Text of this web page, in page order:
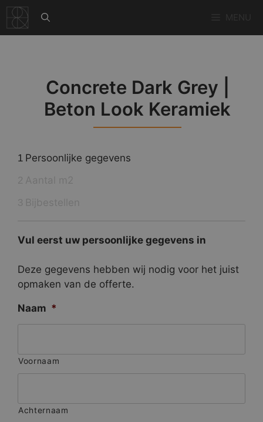
naar
de
Concrete Dark Grey |
Beton Look Keramiek
1 Persoonlijke gegevens
Vul eerst uw persoonlijke gegevens in
Deze gegevens hebben wij nodig voor het juist
opmaken van de offerte.
Naam *
Voornaam
Achternaam